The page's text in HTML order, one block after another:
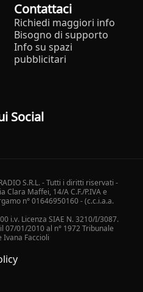
Contattaci
Richiedi maggiori info
Bisogno di supporto
Info su spazi
pubblicitari
Social
S.R.L. - Tutti i diritti riservati -
Clara Maffei, 14/A C.F./P.IVA e
n° 01646950160 - (c.c.i.a.a.
i.v. Licenza SIAE N. 3210/I/3087.
01/2010 al n° 1972 Tribunale
Ivana Faccioli